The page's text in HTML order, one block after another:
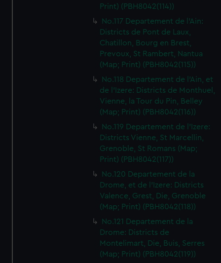
Print) (PBH8042(114))
No.117 Departement de l'Ain:
Districts de Pont de Laux,
Chatillon, Bourg en Brest,
Prevoux, St Rambert, Nantua
(Map; Print) (PBH8042(115))
No.118 Departement de l'Ain, et
de l'Izere: Districts de Monthuel,
Vienne, la Tour du Pin, Belley
(Map; Print) (PBH8042(116))
No.119 Departement de l'Izere:
Districts Vienne, St Marcellin,
Grenoble, St Romans (Map;
Print) (PBH8042(117))
No.120 Departement de la
Drome, et de l'Izere: Districts
Valence, Grest, Die, Grenoble
(Map; Print) (PBH8042(118))
No.121 Departement de la
Drome: Districts de
Montelimart, Die, Buis, Serres
(Map; Print) (PBH8042(119))